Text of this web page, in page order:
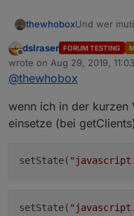
thewhoboxUnd wer
Ist nun noch
Datenpunkte
Es gibt nur
Außerdem
mit dem
Spoiler
Offline
dslraser FORUM TESTING
wrote on Aug 29, 2019,
last edited by dslraserAug
@thewhobox
wenn ich in der kurzen
einsetze (bei
setState(
setState(